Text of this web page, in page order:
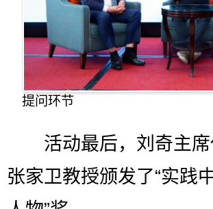
提问环节
活动最后，刘奇主席
张家卫教授颁发了“实践